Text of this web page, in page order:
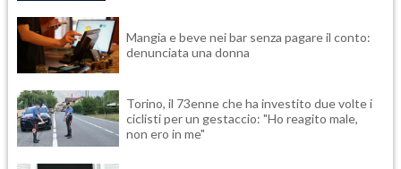
Mangia e beve nei bar senza pagare il conto:
denunciata una donna
Torino, il 73enne che ha investito due volte i
ciclisti per un gestaccio: "Ho reagito male,
non ero in me"